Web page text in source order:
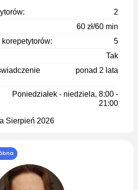
2
60 zł/60 min
5
Tak
ponad 2 lata
Poniedziałek - niedziela, 8:00 -
21:00
Sierpień 2026